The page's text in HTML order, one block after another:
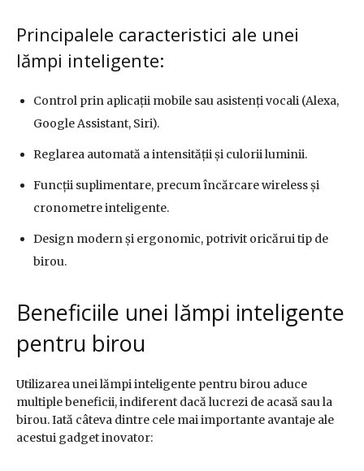
Principalele caracteristici ale unei
lămpi inteligente:
Control prin aplicații mobile sau asistenți vocali (Alexa,
Google Assistant, Siri).
Reglarea automată a intensității și culorii luminii.
Funcții suplimentare, precum încărcare wireless și
cronometre inteligente.
Design modern și ergonomic, potrivit oricărui tip de
birou.
Beneficiile unei lămpi inteligente
pentru birou
Utilizarea unei lămpi inteligente pentru birou aduce
multiple beneficii, indiferent dacă lucrezi de acasă sau la
birou. Iată câteva dintre cele mai importante avantaje ale
acestui gadget inovator: